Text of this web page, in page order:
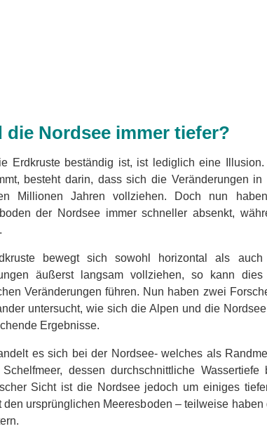
die Nordsee immer tiefer?
Erdkruste beständig ist, ist lediglich eine
besteht darin, dass sich die Veränderungen
Millionen Jahren vollziehen. Doch nun
der Nordsee immer schneller absenkt,
bewegt sich sowohl horizontal als
äußerst langsam vollziehen, so kann
Veränderungen führen. Nun haben zwei
untersucht, wie sich die Alpen und die
Ergebnisse.
es sich bei der Nordsee- welches als
Schelfmeer, dessen durchschnittliche
Sicht ist die Nordsee jedoch um einiges
den ursprünglichen Meeresboden – teilweise